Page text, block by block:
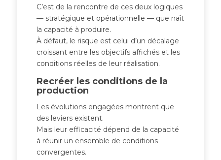
C’est de la rencontre de ces deux logiques
— stratégique et opérationnelle — que naît
la capacité à produire.
À défaut, le risque est celui d’un décalage
croissant entre les objectifs affichés et les
conditions réelles de leur réalisation.
Recréer les conditions de la
production
Les évolutions engagées montrent que
des leviers existent.
Mais leur efficacité dépend de la capacité
à réunir un ensemble de conditions
convergentes.